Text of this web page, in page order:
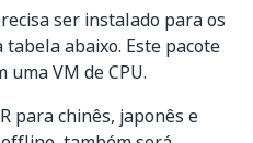
ser instalado para os
abaixo. Este pacote
uma VM de CPU.
para chinês, japonês e